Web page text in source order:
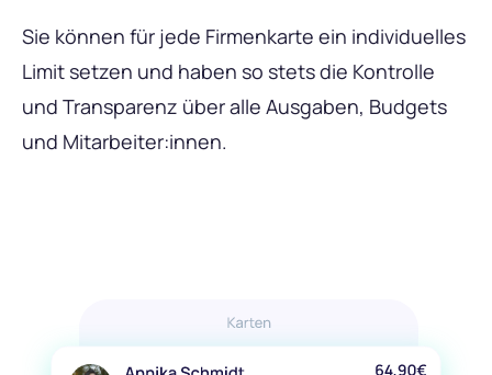
Sie können für jede Firmenkarte ein individuelles
Limit setzen und haben so stets die Kontrolle
und Transparenz über alle Ausgaben, Budgets
und Mitarbeiter:innen.